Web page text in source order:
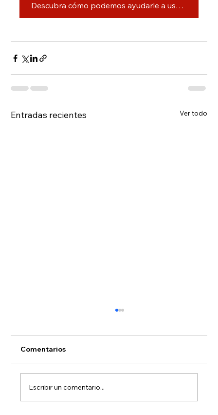
Descubra cómo podemos ayudarle a usted y a su negocio >>
Entradas recientes Ver todo
Comentarios
Escribir un comentario...